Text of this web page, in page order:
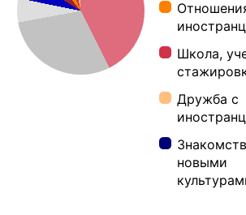
3
5
7
10
17
20
30